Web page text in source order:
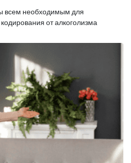
всем необходимым для
от алкоголизма